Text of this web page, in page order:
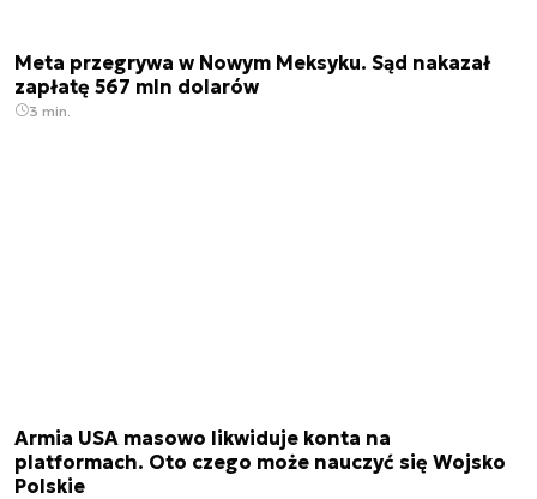
Meta przegrywa w Nowym Meksyku. Sąd nakazał
zapłatę 567 mln dolarów
3 min.
Armia USA masowo likwiduje konta na
platformach. Oto czego może nauczyć się Wojsko
Polskie